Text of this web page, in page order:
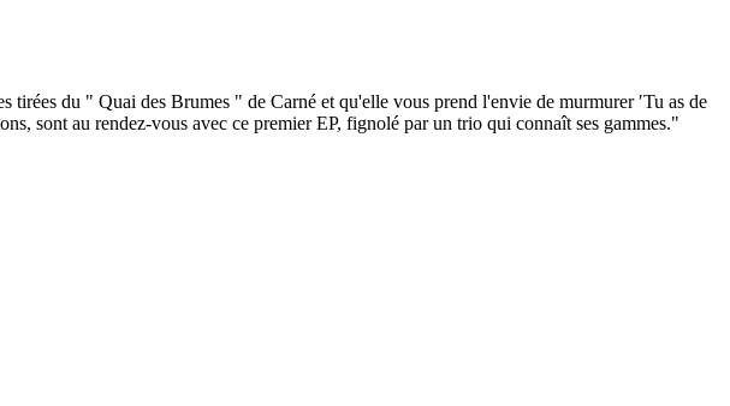
du " Quai des Brumes " de Carné et qu'elle vous prend l'envie de murmurer ′Tu as de
sont au rendez-vous avec ce premier EP, fignolé par un trio qui connaît ses gammes."